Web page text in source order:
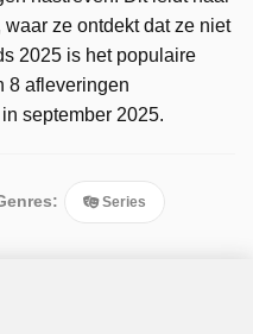
ze ontdekt dat ze niet
2025 is het populaire
8 afleveringen
september 2025.
Series